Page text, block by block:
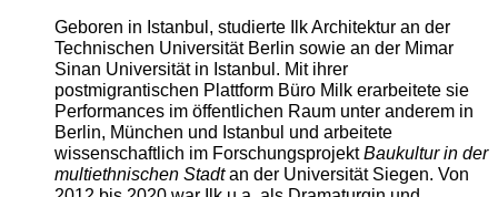
Geboren in Istanbul, studierte Ilk Architektur an der
Technischen Universität Berlin sowie an der Mimar
Sinan Universität in Istanbul. Mit ihrer
postmigrantischen Plattform Büro Milk erarbeitete sie
Performances im öffentlichen Raum unter anderem in
Berlin, München und Istanbul und arbeitete
wissenschaftlich im ForschungsprojektBaukultur in der
multiethnischen Stadtan der Universität Siegen. Von